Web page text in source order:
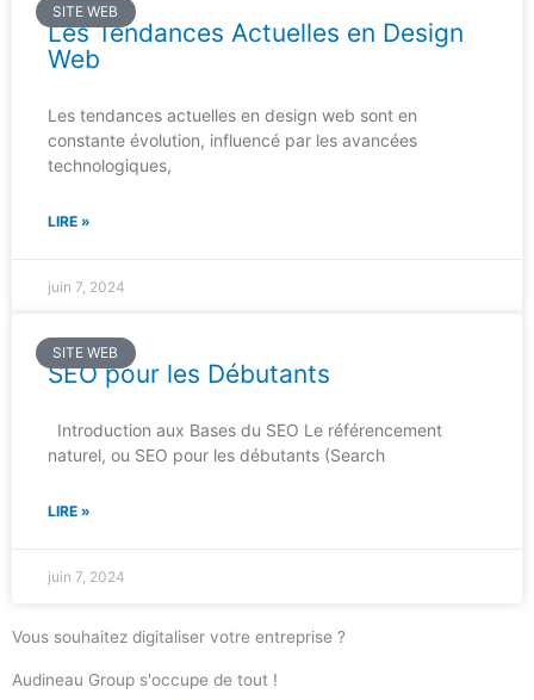
SITE WEB
Les Tendances Actuelles en Design
Web
Les tendances actuelles en design web sont en
constante évolution, influencé par les avancées
technologiques,
LIRE »
juin 7, 2024
SITE WEB
SEO pour les Débutants
Introduction aux Bases du SEO Le référencement
naturel, ou SEO pour les débutants (Search
LIRE »
juin 7, 2024
Vous souhaitez digitaliser votre entreprise ?
Audineau Group s'occupe de tout !